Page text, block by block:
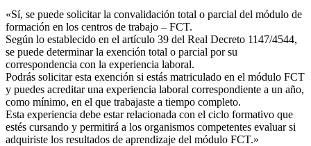
«Sí, se puede solicitar la convalidación total o parcial del módulo de
formación en los centros de trabajo – FCT.
Según lo establecido en el artículo 39 del Real Decreto 1147/4544,
se puede determinar la exención total o parcial por su
correspondencia con la experiencia laboral.
Podrás solicitar esta exención si estás matriculado en el módulo FCT
y puedes acreditar una experiencia laboral correspondiente a un año,
como mínimo, en el que trabajaste a tiempo completo.
Esta experiencia debe estar relacionada con el ciclo formativo que
estés cursando y permitirá a los organismos competentes evaluar si
adquiriste los resultados de aprendizaje del módulo FCT.»